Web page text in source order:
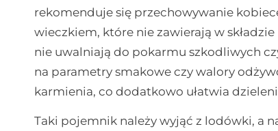
rekomenduje się przechowywanie
wieczkiem, które nie zawierają w
nie uwalniają do pokarmu szkodliwych
na parametry smakowe czy walory
karmienia, co dodatkowo ułatwia
Taki pojemnik należy wyjąć z lodówki, a